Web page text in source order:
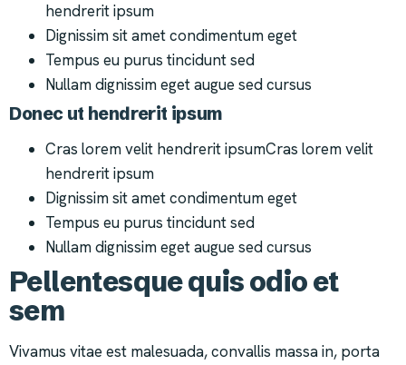
hendrerit ipsum
Dignissim sit amet condimentum eget
Tempus eu purus tincidunt sed
Nullam dignissim eget augue sed cursus
Donec ut hendrerit ipsum
Cras lorem velit hendrerit ipsumCras lorem velit
hendrerit ipsum
Dignissim sit amet condimentum eget
Tempus eu purus tincidunt sed
Nullam dignissim eget augue sed cursus
Pellentesque quis odio et
sem
Vivamus vitae est malesuada, convallis massa in, porta